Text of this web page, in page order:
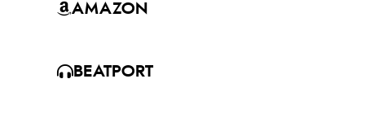
AMAZON
BEATPORT